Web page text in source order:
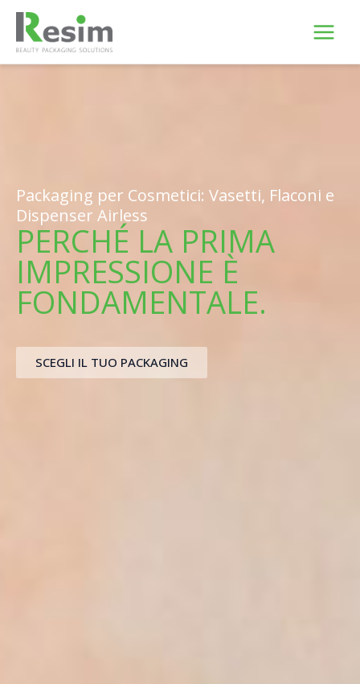
contenuto
Packaging per Cosmetici: Vasetti, Flaconi e
Dispenser Airless
PERCHÉ LA PRIMA
IMPRESSIONE È
FONDAMENTALE.
SCEGLI IL TUO PACKAGING